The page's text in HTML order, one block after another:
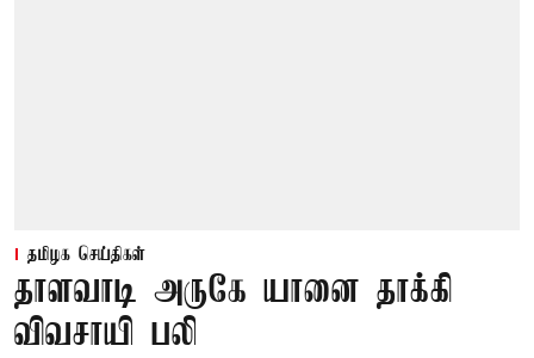
தமிழக செய்திகள்
தாளவாடி அருகே யானை தாக்கி
விவசாயி பலி